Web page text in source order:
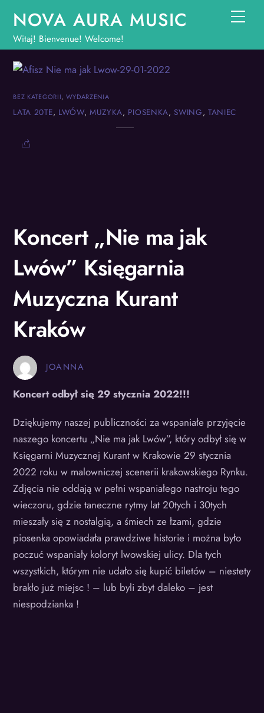
content
NOVA AURA MUSIC
Witaj! Bienvenue! Welcome!
BEZ KATEGORII, WYDARZENIA
LATA 20TE, LWÓW,MUZYKA, PIOSENKA,SWING,TANIEC
Koncert „Nie ma jak
Lwów” Księgarnia
Muzyczna Kurant
Kraków
JOANNA
Koncert odbył się 29 stycznia 2022!!!
Dziękujemy naszej publiczności za wspaniałe przyjęcie
naszego koncertu „Nie ma jak Lwów”, który odbył się w
Księgarni Muzycznej Kurant w Krakowie 29 stycznia
2022 roku w malowniczej scenerii krakowskiego Rynku.
Zdjęcia nie oddają w pełni wspaniałego nastroju tego
wieczoru, gdzie taneczne rytmy lat 20tych i 30tych
mieszały się z nostalgią, a śmiech ze łzami, gdzie
piosenka opowiadała prawdziwe historie i można było
poczuć wspaniały koloryt lwowskiej ulicy. Dla tych
wszystkich, którym nie udało się kupić biletów – niestety
brakło już miejsc ! – lub byli zbyt daleko – jest
niespodzianka !